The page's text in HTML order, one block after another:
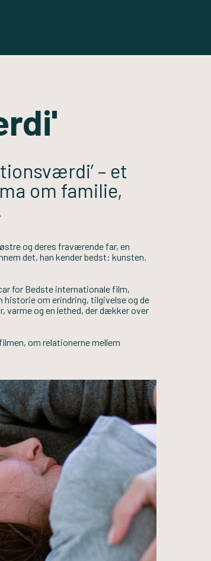
– et
om familie,
og deres fraværende far, en
det, han kender bedst: kunsten.
for Bedste internationale film,
historie om erindring, tilgivelse og de
og en lethed, der dækker over
om relationerne mellem